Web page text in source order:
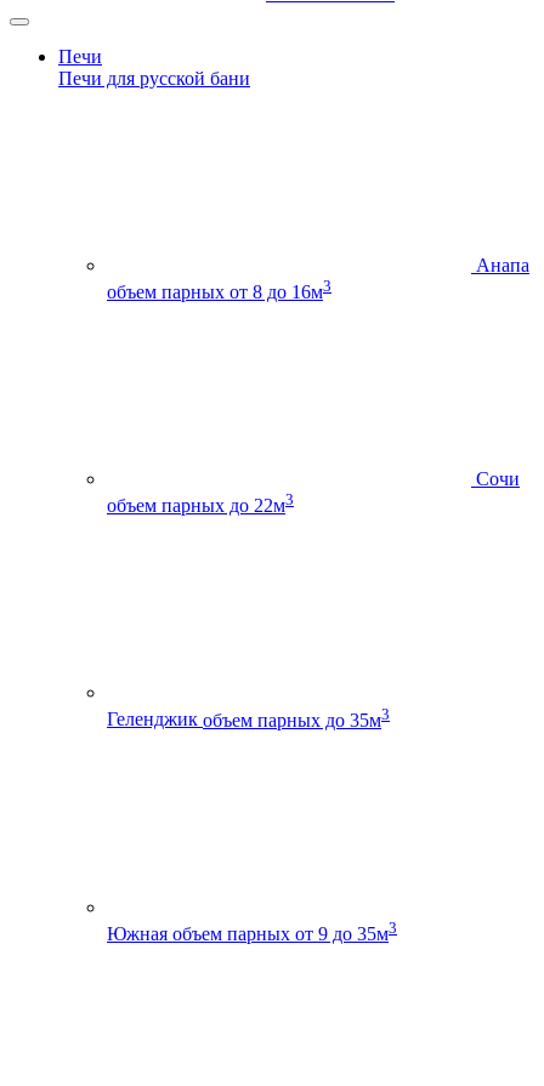
Печи
Печи для русской бани
Анапа
объем парных от 8 до 16м3
Сочи
объем парных до 22м3
Геленджик объем парных до 35м3
Южная объем парных от 9 до 35м3